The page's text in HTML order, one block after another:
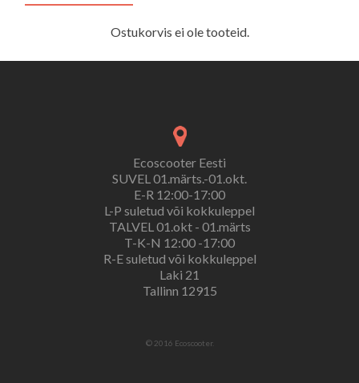
Ostukorvis ei ole tooteid.
Ecoscooter Eesti
SUVEL 01.märts.-01.okt.
E-R 12:00-17:00
L-P suletud või kokkuleppel
TALVEL 01.okt - 01.märts
T-K-N 12:00 -17:00
R-E suletud või kokkuleppel
Laki 21
Tallinn 12915
© 2016 Ecoscooter.